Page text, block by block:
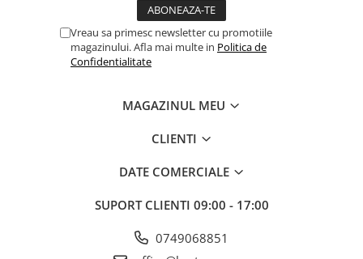
Accesorii gips carton
Vreau sa primesc newsletter cu promotiile
magazinului. Afla mai multe in Politica de
Confidentialitate
MAGAZINUL MEU
CLIENTI
DATE COMERCIALE
SUPORT CLIENTI 09:00 - 17:00
0749068851